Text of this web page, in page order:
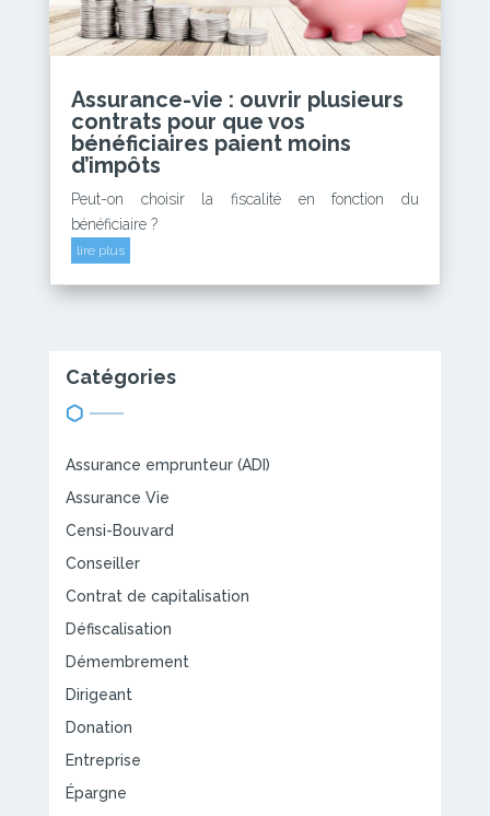
Assurance-vie : ouvrir plusieurs
contrats pour que vos
bénéficiaires paient moins
d’impôts
Peut-on choisir la fiscalité en fonction du
bénéficiaire ?
lire plus
Catégories
Assurance emprunteur (ADI)
Assurance Vie
Censi-Bouvard
Conseiller
Contrat de capitalisation
Défiscalisation
Démembrement
Dirigeant
Donation
Entreprise
Épargne